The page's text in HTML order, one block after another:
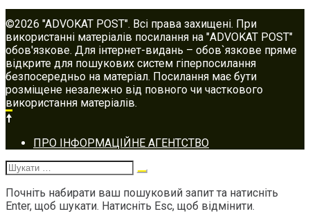
©2026 "ADVOKAT POST". Всі права захищені. При
використанні матеріалів посилання на "ADVOKAT POST"
обов'язкове. Для інтернет-видань – обов`язкове пряме
відкрите для пошукових систем гіперпосилання
безпосередньо на матеріал. Посилання має бути
розміщене незалежно від повного чи часткового
використання матеріалів.
Footer
navigation
ПРО ІНФОРМАЦІЙНЕ АГЕНТСТВО
Шукати:
Почніть набирати ваш пошуковий запит та натисніть
Enter, щоб шукати. Натисніть Esc, щоб відмінити.